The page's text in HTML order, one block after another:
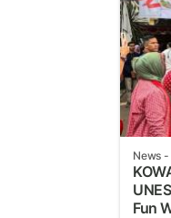
News -
Fun